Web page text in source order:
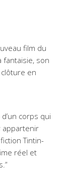
film du
fantaisie, son
en
corps qui
appartenir
Tintin-
réel et